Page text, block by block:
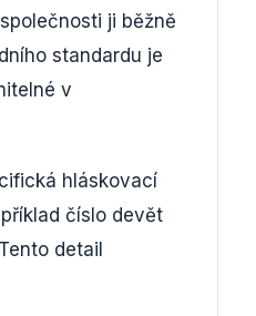
ji běžně
standardu je
v
hláskovací
číslo devět
detail